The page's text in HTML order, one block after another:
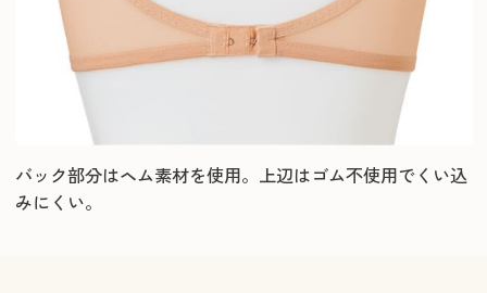
バック部分はヘム素材を使用。上辺はゴム不使用でくい込
みにくい。